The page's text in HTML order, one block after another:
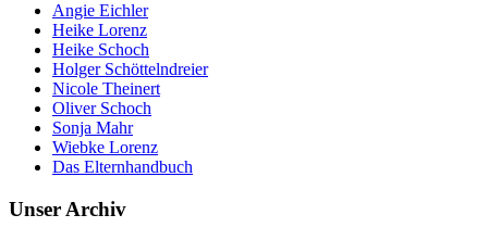
Angie Eichler
Heike Lorenz
Heike Schoch
Holger Schöttelndreier
Nicole Theinert
Oliver Schoch
Sonja Mahr
Wiebke Lorenz
Das Elternhandbuch
Unser Archiv